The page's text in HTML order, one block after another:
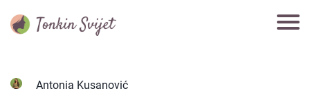
Antonia Kusanović